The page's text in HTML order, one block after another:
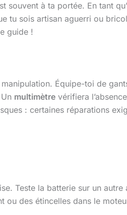
souvent à ta portée. En tant
tu sois artisan aguerri ou
guide !
manipulation. Équipe-toi de
multimètre vérifiera
: certaines réparations
Teste la batterie sur un
ou des étincelles dans le